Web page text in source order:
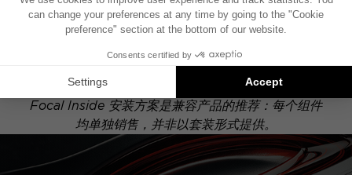
此安装示意图基于配有原厂音响系统的车辆绘制。如果
您的车辆配有特定的高保真选装配置，图中所示组件的
位置可能会有所不同。
Focal Inside 安装方案是兼容产品的推荐：每个组件
均单独销售，并非以套装形式提供。